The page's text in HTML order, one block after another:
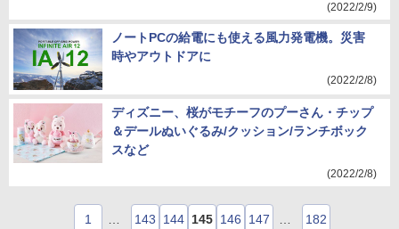
(2022/2/9)
ノートPCの給電にも使える風力発電機。災害
時やアウトドアに
(2022/2/8)
ディズニー、桜がモチーフのプーさん・チップ
＆デールぬいぐるみ/クッション/ランチボック
スなど
(2022/2/8)
1 143 144 145 146 147 182